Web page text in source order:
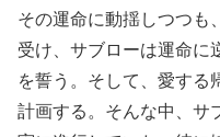
その運命に動揺しつつも
受け、サブローは運命に
を誓う。そして、愛する
計画する。そんな中、サ